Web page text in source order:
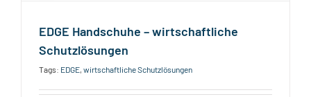
EDGE Handschuhe – wirtschaftliche
Schutzlösungen
Tags: EDGE, wirtschaftliche Schutzlösungen